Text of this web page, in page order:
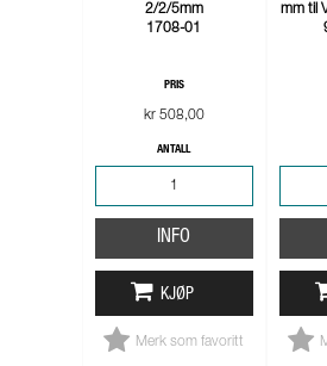
2/2/5mm
1708-01
PRIS
kr 508,00
ANTALL
INFO
KJØP
Merk som favoritt
mm til